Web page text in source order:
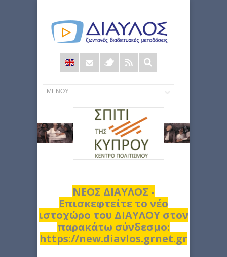
Φόρμα
αναζήτησης
ΝΕΟΣ ΔΙΑΥΛΟΣ -
Επισκεφτείτε το νέο
ιστοχώρο του ΔΙΑΥΛΟΥ στον
παρακάτω σύνδεσμο:
https://new.diavlos.grnet.gr